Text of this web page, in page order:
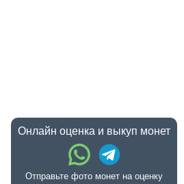
Онлайн оценка и выкуп монет
Отправьте фото монет на оценку